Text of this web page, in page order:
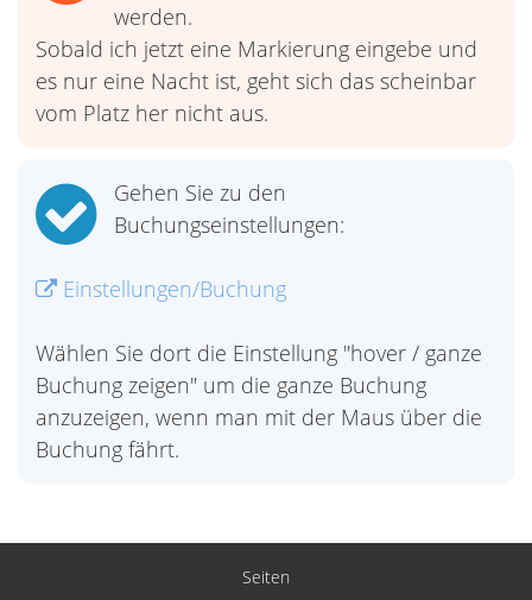
werden.
Sobald ich jetzt eine Markierung eingebe und
es nur eine Nacht ist, geht sich das scheinbar
vom Platz her nicht aus.
Gehen Sie zu den
Buchungseinstellungen:
Einstellungen/Buchung
Wählen Sie dort die Einstellung "hover / ganze
Buchung zeigen" um die ganze Buchung
anzuzeigen, wenn man mit der Maus über die
Buchung fährt.
Seiten